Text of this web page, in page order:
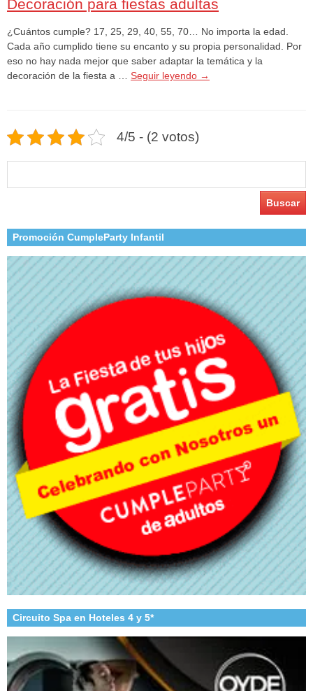
Decoración para fiestas adultas
¿Cuántos cumple? 17, 25, 29, 40, 55, 70… No importa la edad.
Cada año cumplido tiene su encanto y su propia personalidad. Por
eso no hay nada mejor que saber adaptar la temática y la
decoración de la fiesta a … Seguir leyendo →
4/5 - (2 votos)
Promoción CumpleParty Infantil
Circuito Spa en Hoteles 4 y 5*